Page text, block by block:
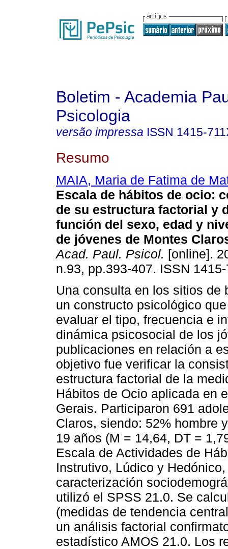
Boletim - Academia
Psicologia
versão impressa ISSN 1415-
Resumo
MAIA, Maria de Fatima de
Escala de hábitos de ocio:
de su estructura factorial y
función del sexo, edad y
de jóvenes de Montes
Acad. Paul. Psicol. [online].
n.93, pp.393-407. ISSN
Una consulta en los sitios de
un constructo psicológico
evaluar el tipo, frecuencia e
dinámica psicosocial de los
publicaciones en relación a
objetivo fue verificar la
estructura factorial de la
Hábitos de Ocio aplicada en
Gerais. Participaron 691
Claros, siendo: 52% hombre
19 años (M = 14,64, DT =
Escala de Actividades de
Instrutivo, Lúdico y
caracterización
utilizó el SPSS 21.0. Se
(medidas de tendencia
un análisis factorial
estadístico AMOS 21.0. Los